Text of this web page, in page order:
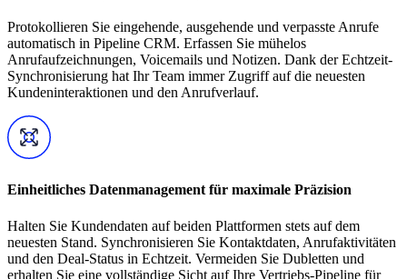
Protokollieren Sie eingehende, ausgehende und verpasste Anrufe
automatisch in Pipeline CRM. Erfassen Sie mühelos
Anrufaufzeichnungen, Voicemails und Notizen. Dank der Echtzeit-
Synchronisierung hat Ihr Team immer Zugriff auf die neuesten
Kundeninteraktionen und den Anrufverlauf.
Einheitliches Datenmanagement für maximale Präzision
Halten Sie Kundendaten auf beiden Plattformen stets auf dem
neuesten Stand. Synchronisieren Sie Kontaktdaten, Anrufaktivitäten
und den Deal-Status in Echtzeit. Vermeiden Sie Dubletten und
erhalten Sie eine vollständige Sicht auf Ihre Vertriebs-Pipeline für